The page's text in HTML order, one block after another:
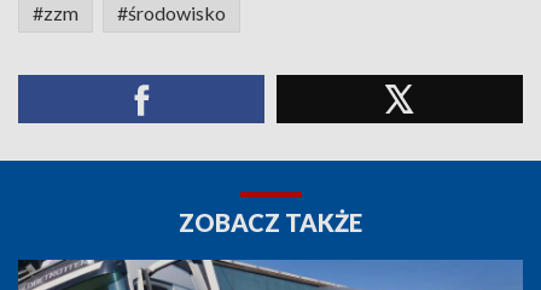
#zzm #środowisko
ZOBACZ TAKŻE